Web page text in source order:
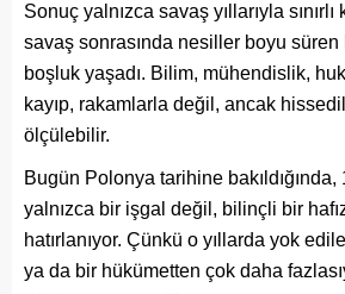
Sonuç yalnızca savaş yıllarıyla
savaş sonrasında nesiller boyu süren
boşluk yaşadı. Bilim, mühendislik,
kayıp, rakamlarla değil, ancak
ölçülebilir.
Bugün Polonya tarihine
yalnızca bir işgal değil, bilinçli bir
hatırlanıyor. Çünkü o yıllarda yok
ya da bir hükümetten çok daha